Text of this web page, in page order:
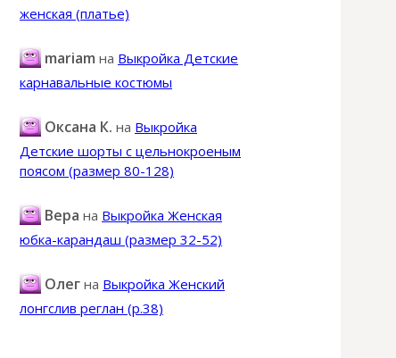
женская (платье)
mariam на Выкройка Детские
карнавальные костюмы
Оксана К. на Выкройка
Детские шорты с цельнокроеным
поясом (размер 80-128)
Вера на Выкройка Женская
юбка-карандаш (размер 32-52)
Олег на Выкройка Женский
лонгслив реглан (р.38)